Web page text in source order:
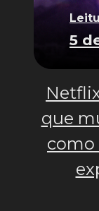
5
que
como